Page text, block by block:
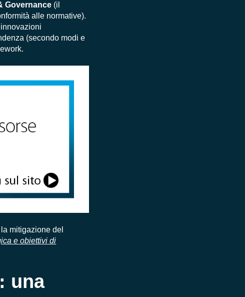
Governance (il
alle normative).
(secondo modi e
mitigazione del
e obiettivi di
una